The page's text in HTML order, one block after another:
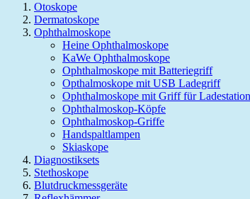
Otoskope
Dermatoskope
Ophthalmoskope
Heine Ophthalmoskope
KaWe Ophthalmoskope
Ophthalmoskope mit Batteriegriff
Opthalmoskope mit USB Ladegriff
Ophthalmoskope mit Griff für Ladestation
Ophthalmoskop-Köpfe
Ophthalmoskop-Griffe
Handspaltlampen
Skiaskope
Diagnostiksets
Stethoskope
Blutdruckmessgeräte